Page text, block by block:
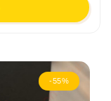
-55%